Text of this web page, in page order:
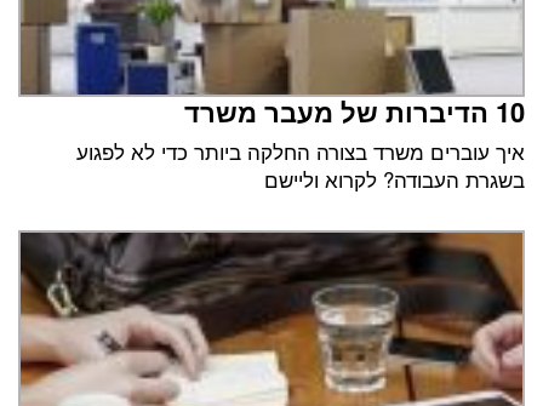
10 הדיברות של מעבר משרד
איך עוברים משרד בצורה החלקה ביותר כדי לא לפגוע
בשגרת העבודה? לקרוא וליישם